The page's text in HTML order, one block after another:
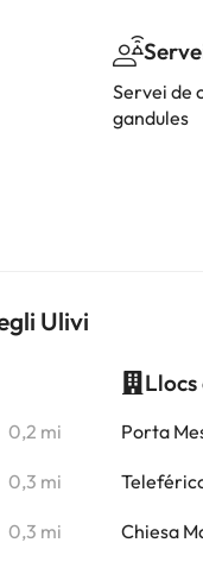
Servei de
gandules
Ulivi
0,2 mi
0,3 mi
0,3 mi
Porta
Chiesa